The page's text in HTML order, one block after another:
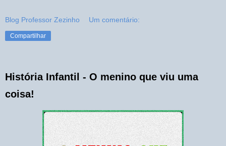
Blog Professor Zezinho Um comentário:
Compartilhar
História Infantil - O menino que viu uma
coisa!